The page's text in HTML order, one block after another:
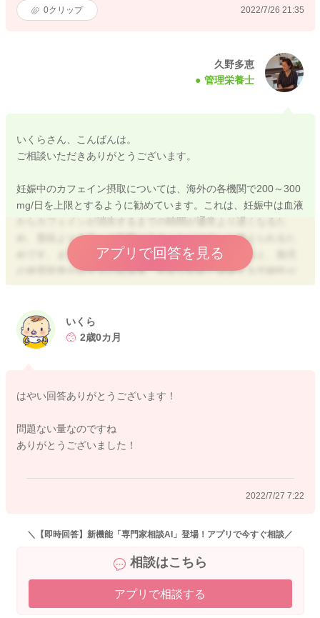
0クリップ 2022/7/26 21:35
久野多恵
管理栄養士
いくらさん、こんばんは。
ご相談いただきありがとうございます。
妊娠中のカフェイン摂取については、海外の各機関で200～300
mg/日を上限とするように勧めています。これは、妊娠中は血液
からカフェインが消失するまでの時間が通常より遅くなるた
め、普段より人体への影響が大きくなりやすいと考えられるた
めです。また、妊娠中にカフェインを過剰に摂取すると、胎児
の発育阻害や出生児の低体重、早産や死産と関連する可能性が
研究により示唆されているため、摂り過ぎには注意が必要で
200ml中に6mgのカフェイン量であれば、妊娠中であっても問題
アプリで回答を見る
いくら
2歳0カ月
はやい回答ありがとうございます！
問題ない量なのですね
ありがとうございました！
2022/7/27 7:22
＼【即時回答】新機能「専門家相談AI」登場！アプリで今すぐ相談／
相談はこちら
アプリで相談する